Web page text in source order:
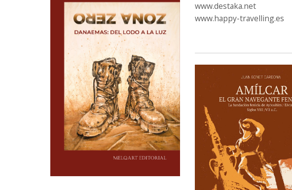
www.destaka.net
www.happy-travelling.es